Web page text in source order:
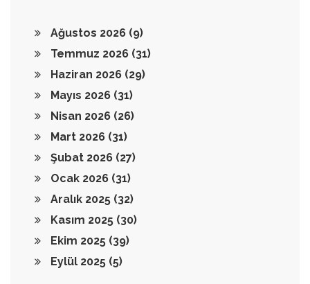
Ağustos 2026 (9)
Temmuz 2026 (31)
Haziran 2026 (29)
Mayıs 2026 (31)
Nisan 2026 (26)
Mart 2026 (31)
Şubat 2026 (27)
Ocak 2026 (31)
Aralık 2025 (32)
Kasım 2025 (30)
Ekim 2025 (39)
Eylül 2025 (5)